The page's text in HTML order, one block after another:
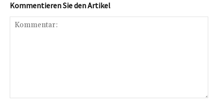
Kommentieren Sie den Artikel